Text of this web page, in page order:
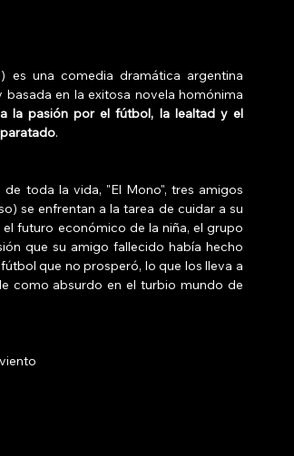
es una comedia dramática argentina
en la exitosa novela homónima
la pasión por el fútbol, la lealtad y el
.
toda la vida, "El Mono", tres amigos
se enfrentan a la tarea de cuidar a su
futuro económico de la niña, el grupo
que su amigo fallecido había hecho
que no prosperó, lo que los lleva a
como absurdo en el turbio mundo de